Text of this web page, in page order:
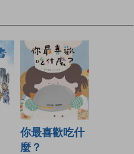
你最喜歡吃什
麼？